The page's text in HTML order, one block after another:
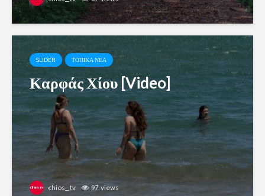
SLIDER ΤΟΠΙΚΑ ΝΕΑ
Καρφάς Χίου [Video]
chios_tv 97 views